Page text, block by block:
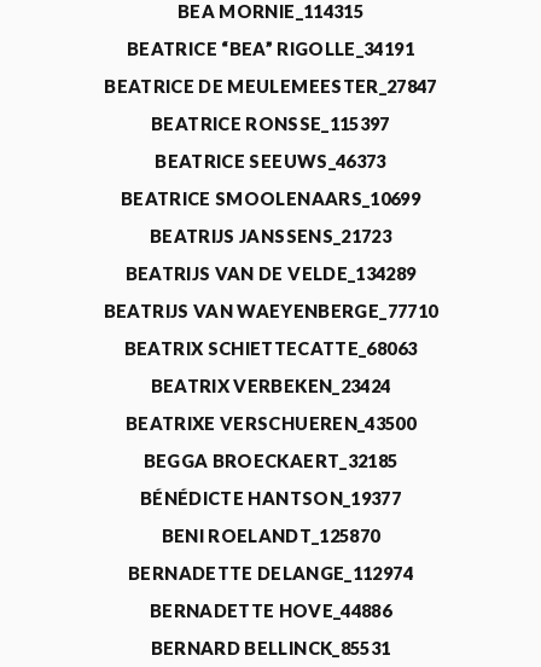
BEA MORNIE_114315
BEATRICE “BEA” RIGOLLE_34191
BEATRICE DE MEULEMEESTER_27847
BEATRICE RONSSE_115397
BEATRICE SEEUWS_46373
BEATRICE SMOOLENAARS_10699
BEATRIJS JANSSENS_21723
BEATRIJS VAN DE VELDE_134289
BEATRIJS VAN WAEYENBERGE_77710
BEATRIX SCHIETTECATTE_68063
BEATRIX VERBEKEN_23424
BEATRIXE VERSCHUEREN_43500
BEGGA BROECKAERT_32185
BÉNÉDICTE HANTSON_19377
BENI ROELANDT_125870
BERNADETTE DELANGE_112974
BERNADETTE HOVE_44886
BERNARD BELLINCK_85531